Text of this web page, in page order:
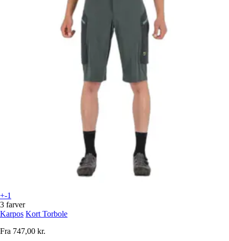
+-1
3 farver
Karpos Kort Torbole
Fra 747,00 kr.